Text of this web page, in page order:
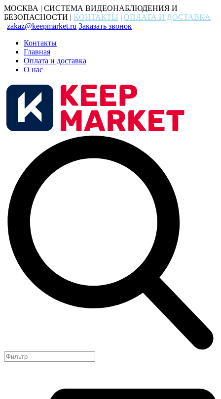
МОСКВА | СИСТЕМА ВИДЕОНАБЛЮДЕНИЯ И
БЕЗОПАСНОСТИ | КОНТАКТЫ | ОПЛАТА И ДОСТАВКА
zakaz@keepmarket.ru Заказать звонок
Контакты
Главная
Оплата и доставка
О нас